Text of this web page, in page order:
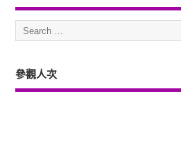
參觀人次